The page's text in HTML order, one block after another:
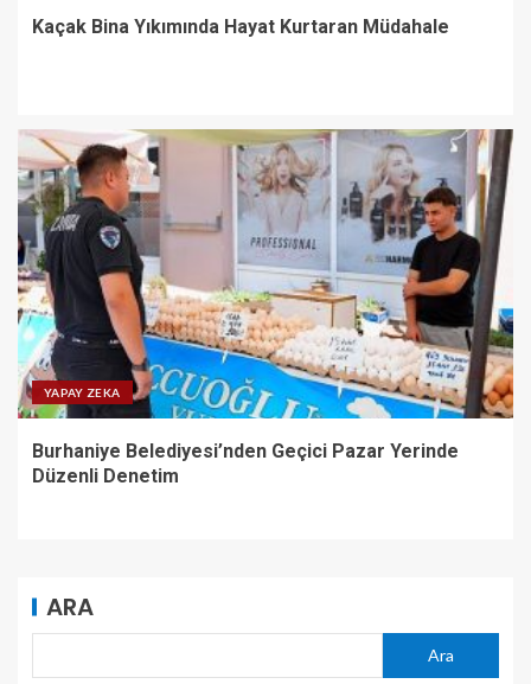
Kaçak Bina Yıkımında Hayat Kurtaran Müdahale
YAPAY ZEKA
Burhaniye Belediyesi’nden Geçici Pazar Yerinde
Düzenli Denetim
ARA
Ara